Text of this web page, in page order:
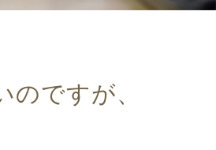
ですが、